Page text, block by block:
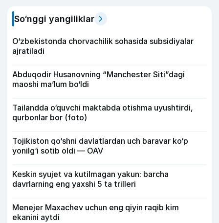
So‘nggi yangiliklar
O‘zbekistonda chorvachilik sohasida subsidiyalar
ajratiladi
Abduqodir Husanovning “Manchester Siti”dagi
maoshi ma’lum bo‘ldi
Tailandda o‘quvchi maktabda otishma uyushtirdi,
qurbonlar bor (foto)
Tojikiston qo‘shni davlatlardan uch baravar ko‘p
yonilg‘i sotib oldi — OAV
Keskin syujet va kutilmagan yakun: barcha
davrlarning eng yaxshi 5 ta trilleri
Menejer Maxachev uchun eng qiyin raqib kim
ekanini aytdi